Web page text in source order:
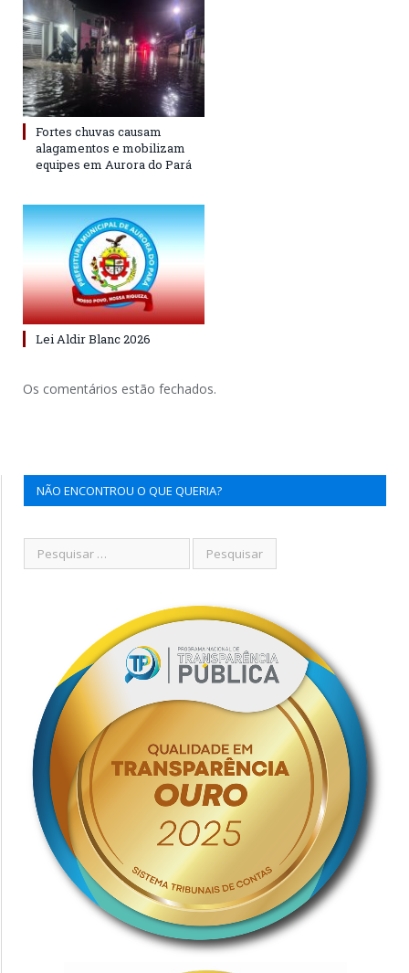
Fortes chuvas causam
alagamentos e mobilizam
equipes em Aurora do Pará
Lei Aldir Blanc 2026
Os comentários estão fechados.
NÃO ENCONTROU O QUE QUERIA?